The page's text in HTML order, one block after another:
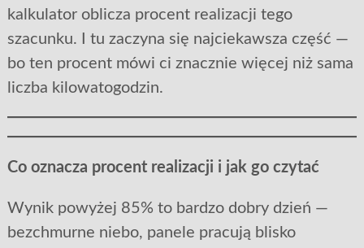
kalkulator oblicza procent realizacji tego
szacunku. I tu zaczyna się najciekawsza część —
bo ten procent mówi ci znacznie więcej niż sama
liczba kilowatogodzin.
Co oznacza procent realizacji i jak go czytać
Wynik powyżej 85% to bardzo dobry dzień —
bezchmurne niebo, panele pracują blisko